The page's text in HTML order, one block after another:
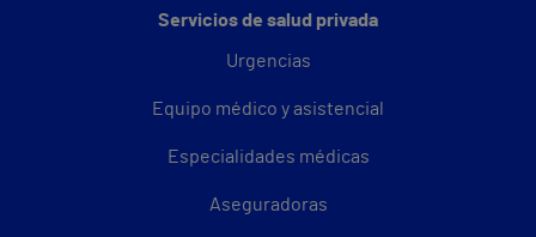
Servicios de salud privada
Urgencias
Equipo médico y asistencial
Especialidades médicas
Aseguradoras